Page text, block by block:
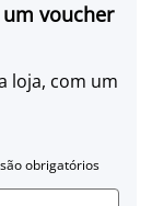
voucher
loja, com um
obrigatórios